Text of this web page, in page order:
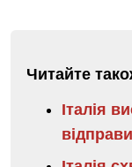
Читайте
Італія